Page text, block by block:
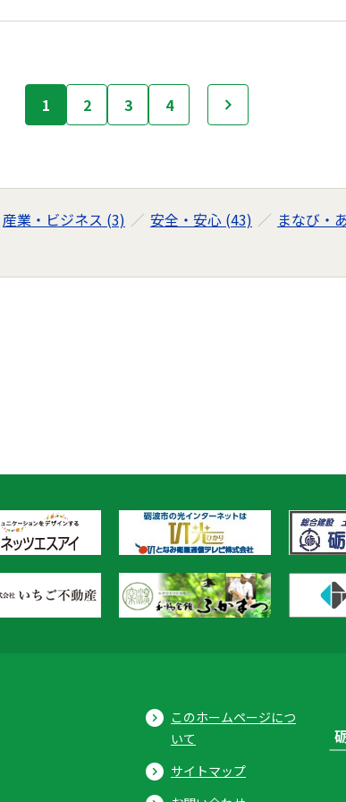
1 2 3 4
産業・ビジネス (3) 安全・安心 (43) まなび・
このホームページにつ
いて
サイトマップ